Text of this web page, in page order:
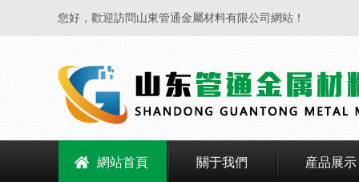
您好，歡迎訪問山東管通金屬材料有限公司網站！
網站首頁 關于我們 産品展示